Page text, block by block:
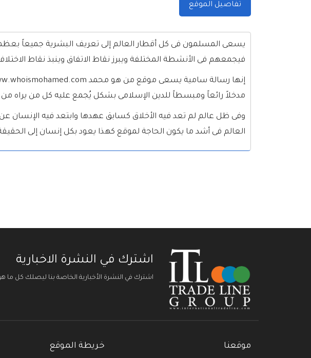
تفاصيل الموقع
يسعى المسلمون فى كل أقطار العالم إلى تعريف البشرية جميعاً
فيجمعهم فى الأنشطة المختلفة ويبرز نقاط الاتفاق وينبذ نقاط
مدخلاً رائعاً ومبسطاً للدين الإسلامى بشكل يُجمع عليه كل من يراه من
وفى ظل عالم لم تعد فيه الأخلاق كسابق عهدها وابتعد فيه
العالم فى أشد ما يكون الحاجة لموقع كهذا يعود بكل إنسان إلى
اشترك في النشرة الاخبارية
اشترك في النشرة الأخبارية الخاصة بنا ليصلك كل ما
موقعنا خريطة الموقع